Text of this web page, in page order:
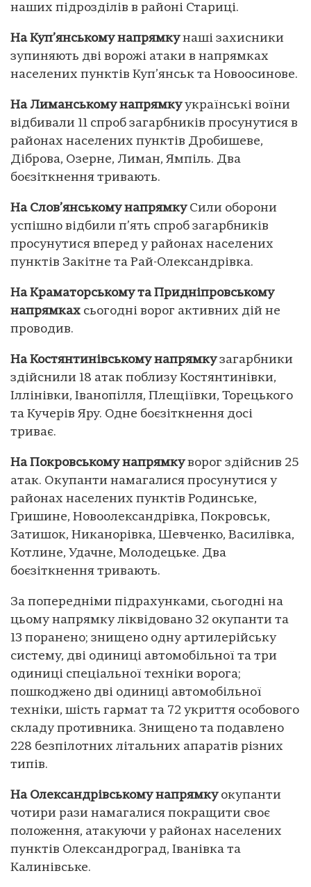
наших підрозділів в районі Стариці.
На Куп’янському напрямкунаші захисники
зупиняють дві ворожі атаки в напрямках
населених пунктів Куп’янськ та Новоосинове.
На Лиманському напрямкуукраїнські воїни
відбивали 11 спроб загарбників просунутися в
районах населених пунктів Дробишеве,
Діброва, Озерне, Лиман, Ямпіль. Два
боєзіткнення тривають.
На Слов’янському напрямку Сили оборони
успішно відбили п’ять спроб загарбників
просунутися вперед у районах населених
пунктів Закітне та Рай-Олександрівка.
На Краматорському та Придніпровському
напрямках сьогодні ворог активних дій не
проводив.
На Костянтинівському напрямкузагарбники
здійснили 18 атак поблизу Костянтинівки,
Іллінівки, Іванопілля, Плещіївки, Торецького
та Кучерів Яру. Одне боєзіткнення досі
триває.
На Покровському напрямкуворог здійснив 25
атак. Окупанти намагалися просунутися у
районах населених пунктів Родинське,
Гришине, Новоолександрівка, Покровськ,
Затишок, Никанорівка, Шевченко, Василівка,
Котлине, Удачне, Молодецьке. Два
боєзіткнення тривають.
За попередніми підрахунками, сьогодні на
цьому напрямку ліквідовано 32 окупанти та
13 поранено; знищено одну артилерійську
систему, дві одиниці автомобільної та три
одиниці спеціальної техніки ворога;
пошкоджено дві одиниці автомобільної
техніки, шість гармат та 72 укриття особового
складу противника. Знищено та подавлено
228 безпілотних літальних апаратів різних
типів.
На Олександрівському напрямкуокупанти
чотири рази намагалися покращити своє
положення, атакуючи у районах населених
пунктів Олександроград, Іванівка та
Калинівське.